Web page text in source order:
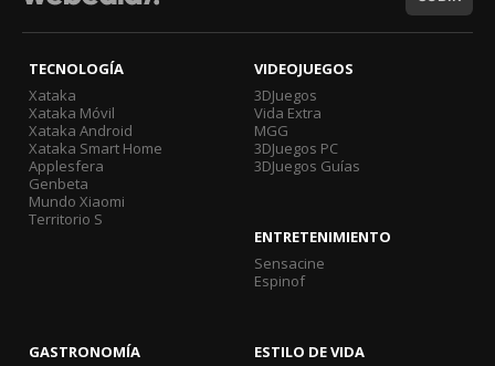
TECNOLOGÍA
Xataka
Xataka Móvil
Xataka Android
Xataka Smart Home
Applesfera
Genbeta
Mundo Xiaomi
Territorio S
VIDEOJUEGOS
3DJuegos
Vida Extra
MGG
3DJuegos PC
3DJuegos Guías
ENTRETENIMIENTO
Sensacine
Espinof
GASTRONOMÍA
ESTILO DE VIDA